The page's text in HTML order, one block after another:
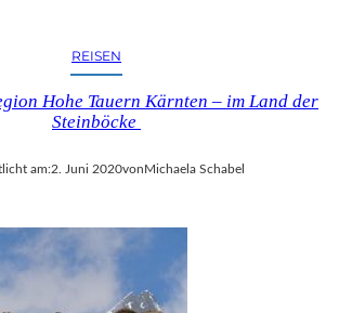
REISEN
Hohe Tauern Kärnten – im Land der
Steinböcke
am:2. Juni 2020vonMichaela Schabel